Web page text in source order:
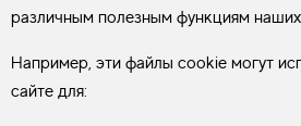
различным полезным функциям
Например, эти файлы cookie могут
сайте для: